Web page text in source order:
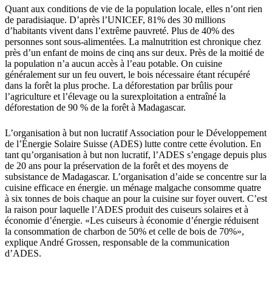
Quant aux conditions de vie de la population locale, elles n’ont rien
de paradisiaque. D’après l’UNICEF, 81% des 30 millions
d’habitants vivent dans l’extrême pauvreté. Plus de 40% des
personnes sont sous-alimentées. La malnutrition est chronique chez
près d’un enfant de moins de cinq ans sur deux. Près de la moitié de
la population n’a aucun accès à l’eau potable. On cuisine
généralement sur un feu ouvert, le bois nécessaire étant récupéré
dans la forêt la plus proche. La déforestation par brûlis pour
l’agriculture et l’élevage ou la surexploitation a entraîné la
déforestation de 90 % de la forêt à Madagascar.
L’organisation à but non lucratif Association pour le Développement
de l’Énergie Solaire Suisse (ADES) lutte contre cette évolution. En
tant qu’organisation à but non lucratif, l’ADES s’engage depuis plus
de 20 ans pour la préservation de la forêt et des moyens de
subsistance de Madagascar. L’organisation d’aide se concentre sur la
cuisine efficace en énergie. un ménage malgache consomme quatre
à six tonnes de bois chaque an pour la cuisine sur foyer ouvert. C’est
la raison pour laquelle l’ADES produit des cuiseurs solaires et à
économie d’énergie. «Les cuiseurs à économie d’énergie réduisent
la consommation de charbon de 50% et celle de bois de 70%»,
explique André Grossen, responsable de la communication
d’ADES.